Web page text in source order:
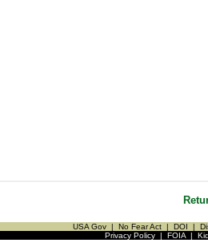
USA Gov | No Fear Act | DOI |
Privacy Policy| FOIA|